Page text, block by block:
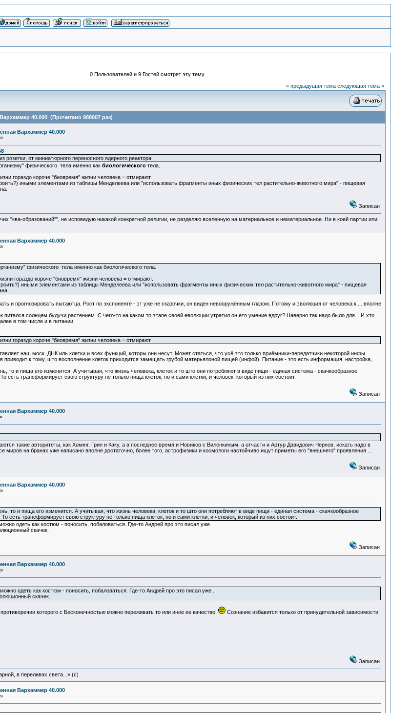
0 Пользователей и 9 Гостей смотрят эту тему.
« предыдущая тема следующая тема »
40.000 (Прочитано 988007 раз)
Вархаммер 40.000
розетки, от миниатюрного переносного ядерного реактора.
физического тела именно как биологического тела.
гораздо короче "биовремя" жизни человека = отмирают.
иными элементами из таблицы Менделеева или "использовать фрагменты иных физических тел растительно-животного мира" - пищевая
Записан
"ква-образований"", не исповедую никакой конкретной религии, не разделяю вселенную на материальное и нематериальное. Ни в коей партии или
Вархаммер 40.000
физического тела именно как биологического тела.
гораздо короче "биовремя" жизни человека = отмирают.
иными элементами из таблицы Менделеева или "использовать фрагменты иных физических тел растительно-животного мира" - пищевая
и прогнозировать пытаютца. Рост по экспоненте - эт уже не сказочки, он виден невооружённым глазом. Потому и эволюция от человека к ... вполне
солнцем будучи растением. С чего-то на каком то этапе своей еволюции утратил он ето умение вдруг? Наверно так надо было для... И хто
в том числе и в питании.
гораздо короче "биовремя" жизни человека = отмирают.
наш моск, ДНК иль клетки и всех функций, которы они несут. Может статься, что усё это только приёмники-передатчики некоторой инфы.
приводит к тому, што восполнение клеток приходится замещать грубой матерьялоной пищей (инфой). Питание - это есть информация, настройка,
то и пища его изменится. А учитывая, что жизнь человека, клеток и то што они потребляют в виде пищи - единая система - скачкообразное
есть трансформирует свою структуру не только пища клеток, но и сами клетки, и человек, который из них состоит.
Записан
Вархаммер 40.000
такие авторитеты, как Хокинг, Грин и Каку, а в последнее время и Новиков с Виленкиным, а отчасти и Артур Давидович Чернов, искать надо в
на бранах уже написано вполне достаточно, более того, астрофизики и космологи настойчиво ищут приметы его "внешнего" проявления....
Записан
Вархаммер 40.000
то и пища его изменится. А учитывая, что жизнь человека, клеток и то што они потребляют в виде пищи - единая система - скачкообразное
есть трансформирует свою структуру не только пища клеток, но и сами клетки, и человек, который из них состоит.
одеть как костюм - поносить, побаловаться. Где-то Андрей про это писал уже .
скачек.
Записан
Вархаммер 40.000
одеть как костюм - поносить, побаловаться. Где-то Андрей про это писал уже .
скачек.
которого с Бесконечностью можно переживать то или иное ее качество.
Сознание избавится только от принудительной зависимости
Записан
в переливах света...» (c)
Вархаммер 40.000